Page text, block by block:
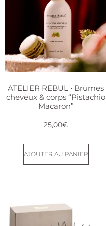
ATELIER REBUL • Brumes
cheveux & corps “Pistachio
Macaron”
25,00€
AJOUTER AU PANIER